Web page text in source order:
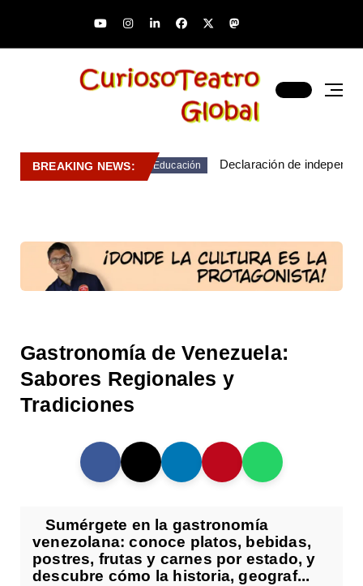
BREAKING NEWS: Educación Declaración de
Gastronomía de Venezuela:
Sabores Regionales y
Tradiciones
Sumérgete en la gastronomía
venezolana: conoce platos, bebidas,
postres, frutas y carnes por estado, y
descubre cómo la historia, geograf...